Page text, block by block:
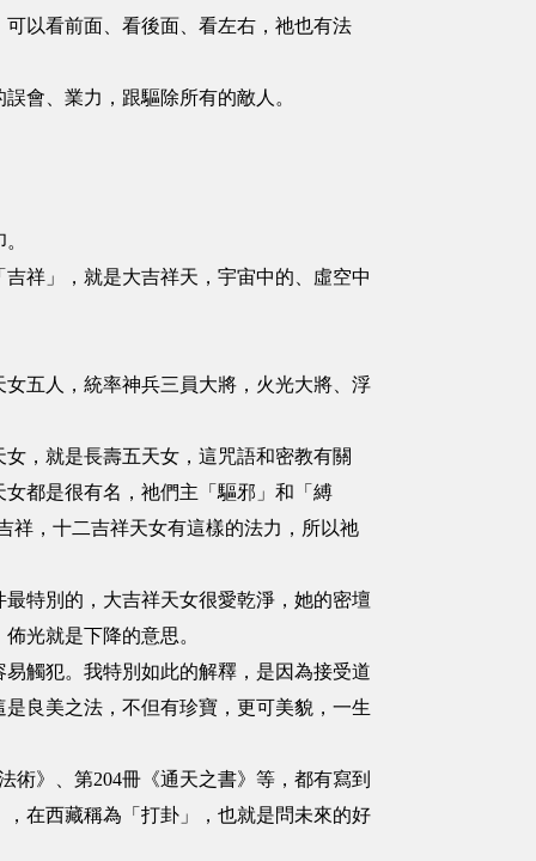
以看前面、看後面、看左右，祂也有法
會、業力，跟驅除所有的敵人。
祥」，就是大吉祥天，宇宙中的、虛空中
五人，統率神兵三員大將，火光大將、浮
，就是長壽五天女，這咒語和密教有關
都是很有名，祂們主「驅邪」和「縛
祥，十二吉祥天女有這樣的法力，所以祂
特別的，大吉祥天女很愛乾淨，她的密壇
光就是下降的意思。
觸犯。我特別如此的解釋，是因為接受道
良美之法，不但有珍寶，更可美貌，一生
術》、第204冊《通天之書》等，都有寫到
在西藏稱為「打卦」，也就是問未來的好